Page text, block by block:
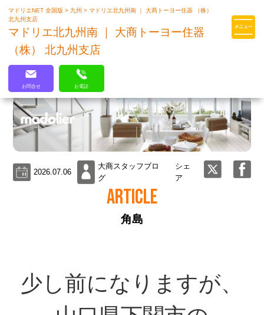
マドリエはLIXILの厳しい基準を
マドリエNET 全国版> 九州>マドリエ北九州南 ｜ 大商トーヨー住器 （株）
北九州支店
マドリエ北九州南 ｜ 大商トーヨー住器
（株） 北九州支店
お問合せ お電話
2026.07.06
大商スタッフブロ
グ
シェ
ア
ARTICLE
角島